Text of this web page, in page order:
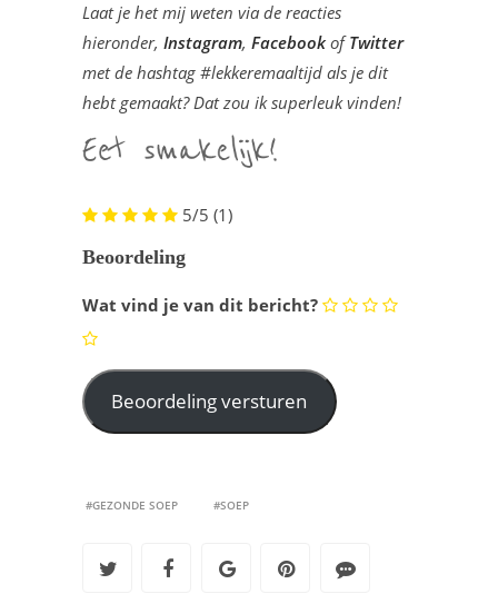
Laat je het mij weten via de reacties
hieronder, Instagram, FacebookofTwitter
met de hashtag #lekkeremaaltijd als je dit
hebt gemaakt? Dat zou ik superleuk vinden!
5/5 (1)
Beoordeling
Wat vind je van dit bericht?
#GEZONDE SOEP #SOEP